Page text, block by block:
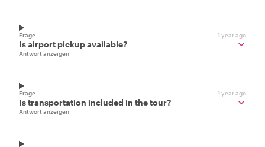
Frage 1 year ago
Is airport pickup available?
Antwort anzeigen
Frage 1 year ago
Is transportation included in the tour?
Antwort anzeigen